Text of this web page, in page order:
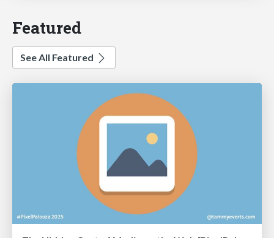
Featured
See All Featured